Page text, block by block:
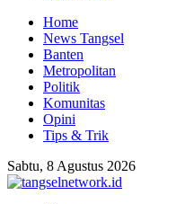
Home
News Tangsel
Banten
Metropolitan
Politik
Komunitas
Opini
Tips & Trik
Sabtu, 8 Agustus 2026